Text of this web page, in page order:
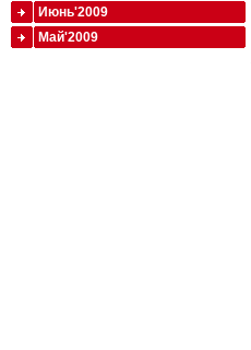
Июнь'2009
Май'2009